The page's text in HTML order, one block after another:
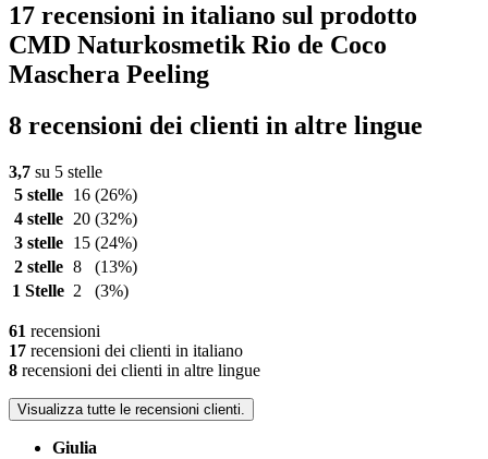
17 recensioni in italiano sul prodotto
CMD Naturkosmetik Rio de Coco
Maschera Peeling
8 recensioni dei clienti in altre lingue
3,7 su 5 stelle
5 stelle
16 (26%)
4 stelle
20 (32%)
3 stelle
15 (24%)
2 stelle 8
(13%)
1 Stelle 2 (3%)
61 recensioni
17 recensioni dei clienti in italiano
8 recensioni dei clienti in altre lingue
Visualizza tutte le recensioni clienti.
Giulia